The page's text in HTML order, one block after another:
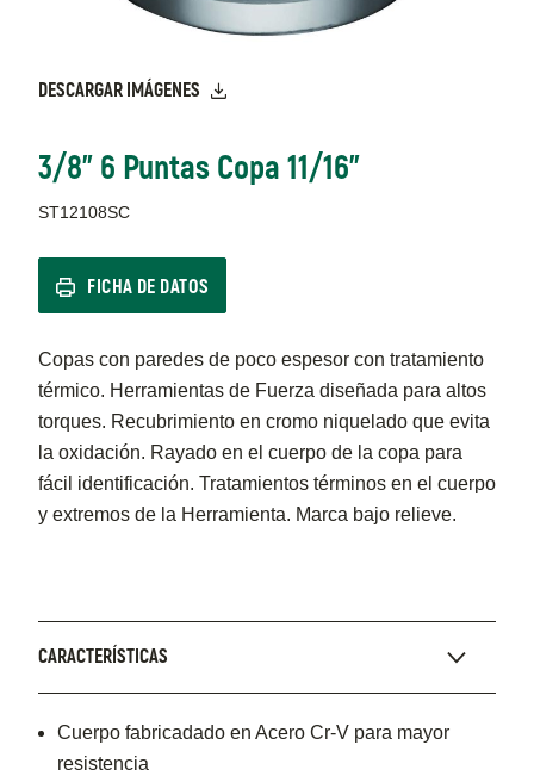
DESCARGAR IMÁGENES
3/8" 6 Puntas Copa 11/16"
ST12108SC
FICHA DE DATOS
Copas con paredes de poco espesor con tratamiento
térmico. Herramientas de Fuerza diseñada para altos
torques. Recubrimiento en cromo niquelado que evita
la oxidación. Rayado en el cuerpo de la copa para
fácil identificación. Tratamientos términos en el cuerpo
y extremos de la Herramienta. Marca bajo relieve.
CARACTERÍSTICAS
Cuerpo fabricadado en Acero Cr-V para mayor
resistencia